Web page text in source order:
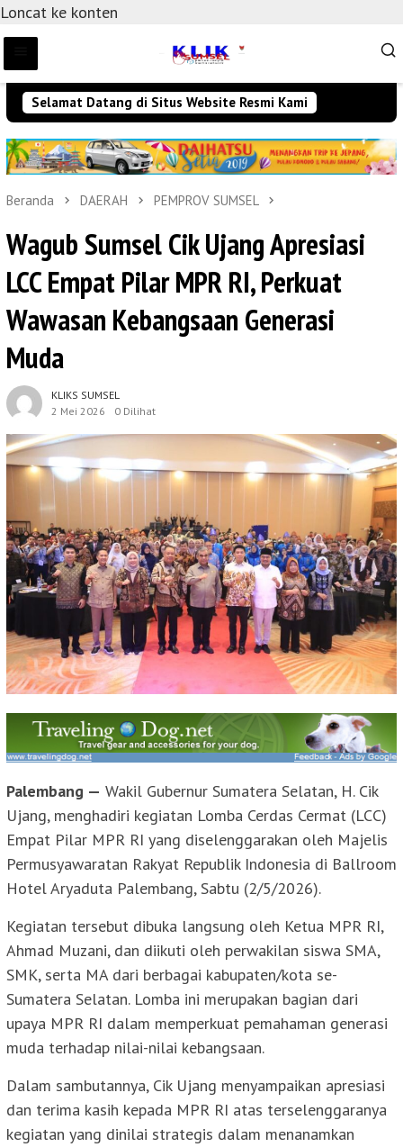
Loncat ke konten
Selamat Datang di Situs Website Resmi Kami
Beranda DAERAH PEMPROV SUMSEL
Wagub Sumsel Cik Ujang Apresiasi
LCC Empat Pilar MPR RI, Perkuat
Wawasan Kebangsaan Generasi
Muda
KLIKS SUMSEL
2 Mei 2026
0 Dilihat
Palembang — Wakil Gubernur Sumatera Selatan, H. Cik
Ujang, menghadiri kegiatan Lomba Cerdas Cermat (LCC)
Empat Pilar MPR RI yang diselenggarakan oleh Majelis
Permusyawaratan Rakyat Republik Indonesia di Ballroom
Hotel Aryaduta Palembang, Sabtu (2/5/2026).
Kegiatan tersebut dibuka langsung oleh Ketua MPR RI,
Ahmad Muzani, dan diikuti oleh perwakilan siswa SMA,
SMK, serta MA dari berbagai kabupaten/kota se-
Sumatera Selatan. Lomba ini merupakan bagian dari
upaya MPR RI dalam memperkuat pemahaman generasi
muda terhadap nilai-nilai kebangsaan.
Dalam sambutannya, Cik Ujang menyampaikan apresiasi
dan terima kasih kepada MPR RI atas terselenggaranya
kegiatan yang dinilai strategis dalam menanamkan